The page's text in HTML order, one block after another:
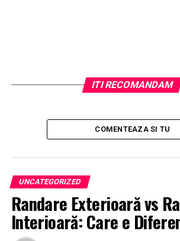
ITI RECOMANDAM
COMENTEAZA SI TU
UNCATEGORIZED
Randare Exterioară vs
Interioară: Care e